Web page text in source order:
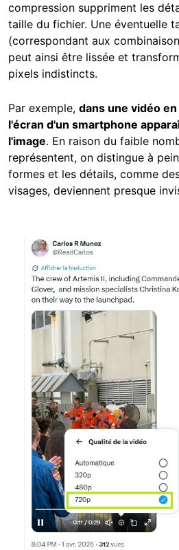
compression suppriment les
taille du fichier. Une éventuelle
(correspondant aux
peut ainsi être lissée et
pixels indistincts.
Par exemple, dans une vidéo
l'écran d'un smartphone
l'image. En raison du faible
représentent, on distingue à
formes et les détails, comme
visages, deviennent presque
Image